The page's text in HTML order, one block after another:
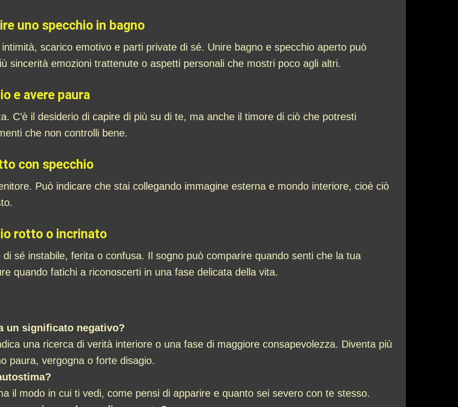
uno specchio in bagno
scarico emotivo e parti private di sé. Unire bagno e specchio aperto può
sincerità emozioni trattenute o aspetti personali che mostri poco agli altri.
e avere paura
C’è il desiderio di capire di più su di te, ma anche il timore di ciò che potresti
che non controlli bene.
con specchio
Può indicare che stai collegando immagine esterna e mondo interiore, cioè ciò
rotto o incrinato
sé instabile, ferita o confusa. Il sogno può comparire quando senti che la tua
quando fatichi a riconoscerti in una fase delicata della vita.
un significato negativo?
una ricerca di verità interiore o una fase di maggiore consapevolezza. Diventa più
paura, vergogna o forte disagio.
il modo in cui ti vedi, come pensi di apparire e quanto sei severo con te stesso.